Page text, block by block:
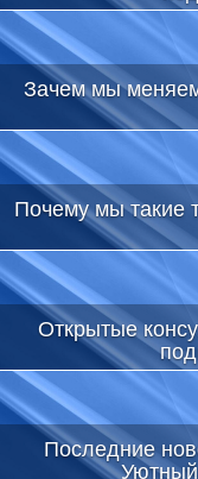
Зачем мы
Почему мы такие
Открытые
Последние